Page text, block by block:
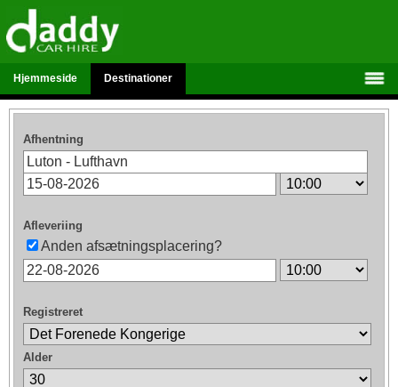
Hjemmeside Destinationer
Afhentning
Afleveriing
Anden afsætningsplacering?
Registreret
Alder